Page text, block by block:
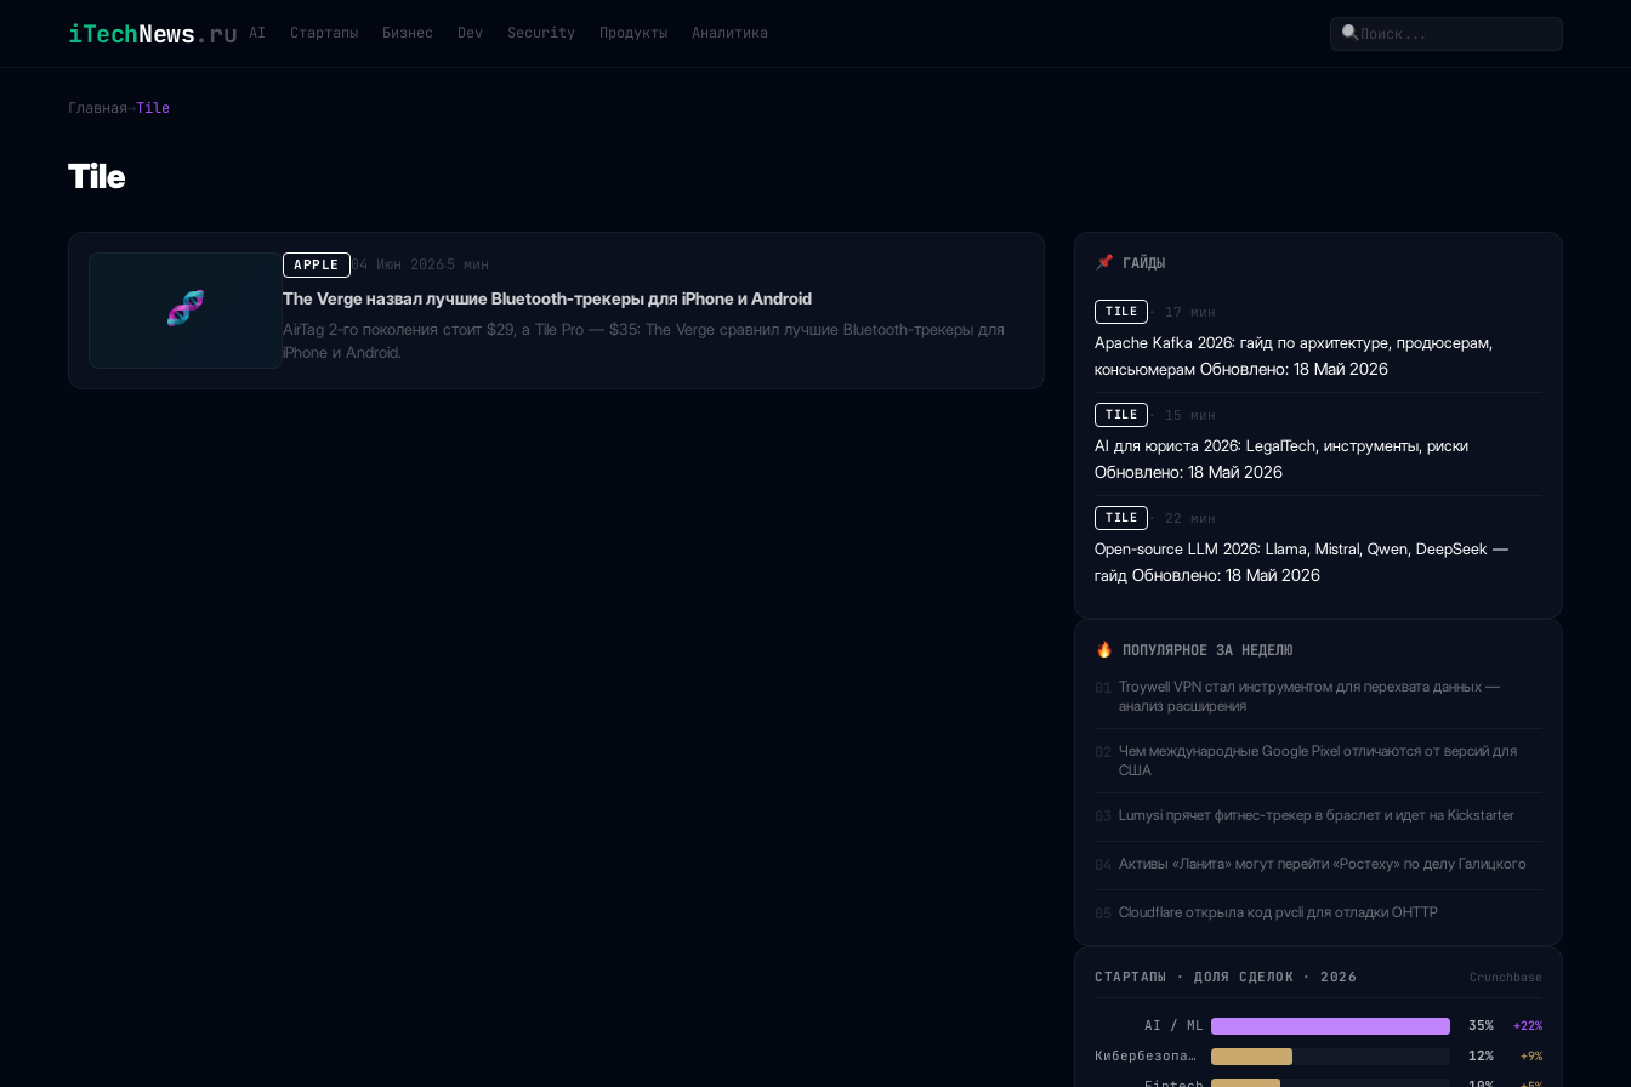
iTechNews.ru AI Стартапы Бизнес Dev Security Продукты Аналитика
Поиск
Главная→Tile
Tile
APPLE 04 Июн 2026 5 мин
The Verge назвал лучшие Bluetooth-трекеры для iPhone и Android
AirTag 2-го поколения стоит $29, а Tile Pro — $35: The Verge сравнил лучшие Bluetooth-трекеры для
iPhone и Android.
ГАЙДЫ
TILE · 17 мин
Apache Kafka 2026: гайд по архитектуре, продюсерам,
консьюмерам Обновлено: 18 Май 2026
TILE · 15 мин
AI для юриста 2026: LegalTech, инструменты, риски
Обновлено: 18 Май 2026
TILE · 22 мин
Open-source LLM 2026: Llama, Mistral, Qwen, DeepSeek —
гайд Обновлено: 18 Май 2026
ПОПУЛЯРНОЕ ЗА НЕДЕЛЮ
01 Troywell VPN стал инструментом для перехвата данных —
анализ расширения
02 Чем международные Google Pixel отличаются от версий для
США
03 Lumysi прячет фитнес-трекер в браслет и идет на Kickstarter
04 Активы «Ланита» могут перейти «Ростеху» по делу Галицкого
05 Cloudflare открыла код pvcli для отладки OHTTP
СТАРТАПЫ · ДОЛЯ СДЕЛОК · 2026 Crunchbase
AI / ML 35% +22%
Кибербезопасность 12% +9%